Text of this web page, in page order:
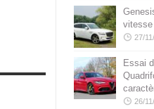
vitesse
27/
Essai
26/